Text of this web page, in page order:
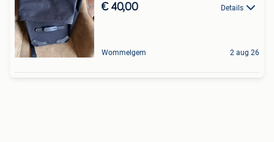
€ 40,00 Details
Wommelgem 2 aug 26